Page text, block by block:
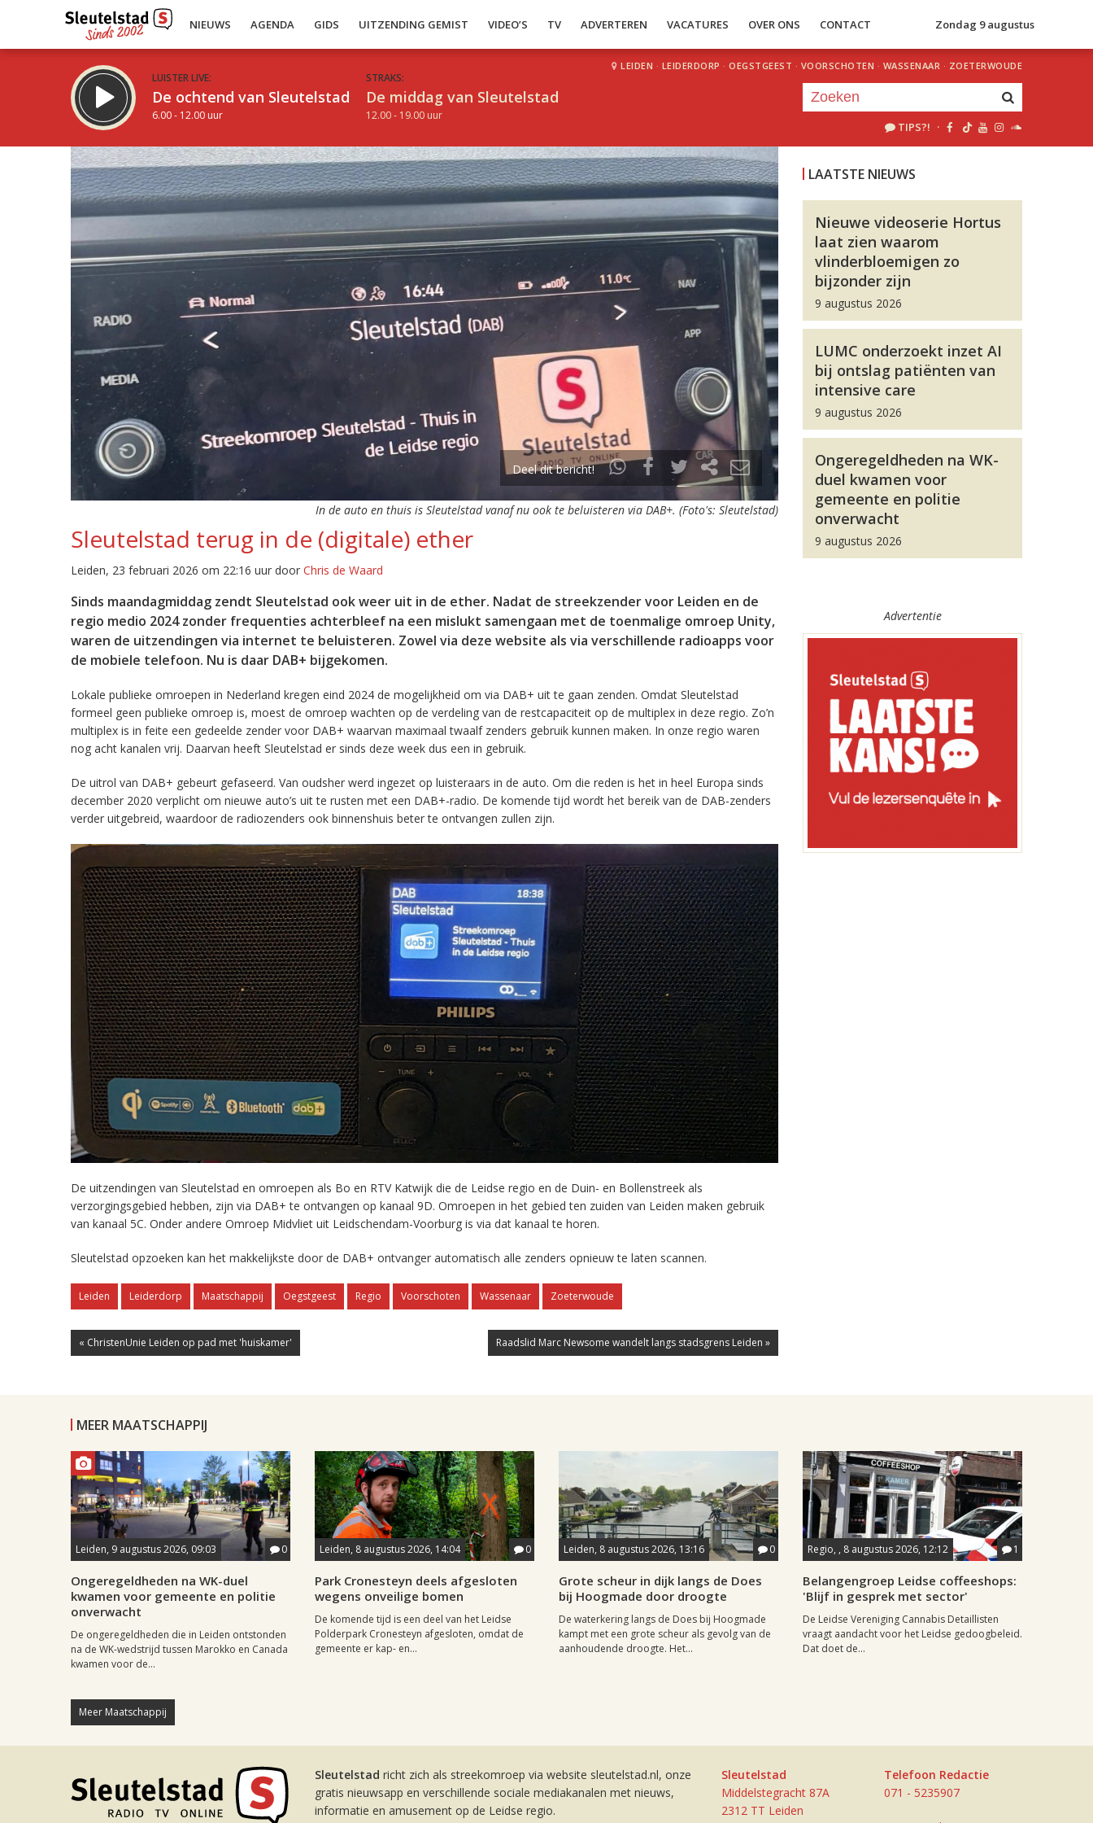
NIEUWS AGENDA GIDS UITZENDING GEMIST VIDEO’S TV ADVERTEREN VACATURES OVER ONS CONTACT Zondag 9 augustus
LUISTER LIVE:
De ochtend van Sleutelstad
6.00 - 12.00 uur
STRAKS:
De middag van Sleutelstad
12.00 - 19.00 uur
LEIDEN · LEIDERDORP · OEGSTGEEST · VOORSCHOTEN · WASSENAAR · ZOETERWOUDE
TIPS?! ·
Deel dit bericht!
In de auto en thuis is Sleutelstad vanaf nu ook te beluisteren via DAB+. (Foto's: Sleutelstad)
Sleutelstad terug in de (digitale) ether
Leiden, 23 februari 2026 om 22:16 uur door Chris de Waard
Sinds maandagmiddag zendt Sleutelstad ook weer uit in de ether. Nadat de streekzender voor Leiden en de
regio medio 2024 zonder frequenties achterbleef na een mislukt samengaan met de toenmalige omroep Unity,
waren de uitzendingen via internet te beluisteren. Zowel via deze website als via verschillende radioapps voor
de mobiele telefoon. Nu is daar DAB+ bijgekomen.
Lokale publieke omroepen in Nederland kregen eind 2024 de mogelijkheid om via DAB+ uit te gaan zenden. Omdat Sleutelstad
formeel geen publieke omroep is, moest de omroep wachten op de verdeling van de restcapaciteit op de multiplex in deze regio. Zo’n
multiplex is in feite een gedeelde zender voor DAB+ waarvan maximaal twaalf zenders gebruik kunnen maken. In onze regio waren
nog acht kanalen vrij. Daarvan heeft Sleutelstad er sinds deze week dus een in gebruik.
De uitrol van DAB+ gebeurt gefaseerd. Van oudsher werd ingezet op luisteraars in de auto. Om die reden is het in heel Europa sinds
december 2020 verplicht om nieuwe auto’s uit te rusten met een DAB+-radio. De komende tijd wordt het bereik van de DAB-zenders
verder uitgebreid, waardoor de radiozenders ook binnenshuis beter te ontvangen zullen zijn.
De uitzendingen van Sleutelstad en omroepen als Bo en RTV Katwijk die de Leidse regio en de Duin- en Bollenstreek als
verzorgingsgebied hebben, zijn via DAB+ te ontvangen op kanaal 9D. Omroepen in het gebied ten zuiden van Leiden maken gebruik
van kanaal 5C. Onder andere Omroep Midvliet uit Leidschendam-Voorburg is via dat kanaal te horen.
Sleutelstad opzoeken kan het makkelijkste door de DAB+ ontvanger automatisch alle zenders opnieuw te laten scannen.
Leiden Leiderdorp Maatschappij Oegstgeest Regio Voorschoten Wassenaar Zoeterwoude
« ChristenUnie Leiden op pad met 'huiskamer' Raadslid Marc Newsome wandelt langs stadsgrens Leiden »
LAATSTE NIEUWS
Nieuwe videoserie Hortus
laat zien waarom
vlinderbloemigen zo
bijzonder zijn
9 augustus 2026
LUMC onderzoekt inzet AI
bij ontslag patiënten van
intensive care
9 augustus 2026
Ongeregeldheden na WK-
duel kwamen voor
gemeente en politie
onverwacht
9 augustus 2026
Advertentie
MEER MAATSCHAPPIJ
Leiden, 9 augustus 2026, 09:03 0
Ongeregeldheden na WK-duel
kwamen voor gemeente en politie
onverwacht
De ongeregeldheden die in Leiden ontstonden
na de WK-wedstrijd tussen Marokko en Canada
kwamen voor de...
Leiden, 8 augustus 2026, 14:04 0
Park Cronesteyn deels afgesloten
wegens onveilige bomen
De komende tijd is een deel van het Leidse
Polderpark Cronesteyn afgesloten, omdat de
gemeente er kap- en...
Leiden, 8 augustus 2026, 13:16 0
Grote scheur in dijk langs de Does
bij Hoogmade door droogte
De waterkering langs de Does bij Hoogmade
kampt met een grote scheur als gevolg van de
aanhoudende droogte. Het...
Regio, , 8 augustus 2026, 12:12 1
Belangengroep Leidse coffeeshops:
'Blijf in gesprek met sector'
De Leidse Vereniging Cannabis Detaillisten
vraagt aandacht voor het Leidse gedoogbeleid.
Dat doet de...
Meer Maatschappij
Sleutelstad richt zich als streekomroep via website sleutelstad.nl, onze
gratis nieuwsapp en verschillende sociale mediakanalen met nieuws,
informatie en amusement op de Leidse regio.
Sleutelstad
Middelstegracht 87A
2312 TT Leiden
Telefoon Redactie
071 - 5235907